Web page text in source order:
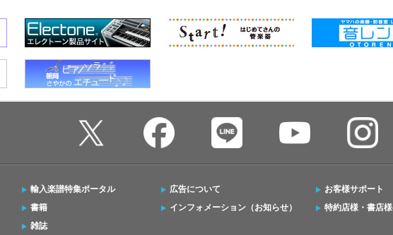
輸入楽譜特集ポータル
書籍
雑誌
広告について
インフォメーション（お知らせ）
お客様サポート
特約店様・書店